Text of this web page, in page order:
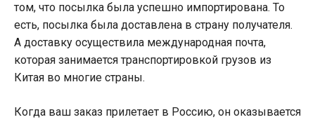
том, что посылка была успешно импортирована. То
есть, посылка была доставлена в страну получателя.
А доставку осуществила международная почта,
которая занимается транспортировкой грузов из
Китая во многие страны.
Когда ваш заказ прилетает в Россию, он оказывается